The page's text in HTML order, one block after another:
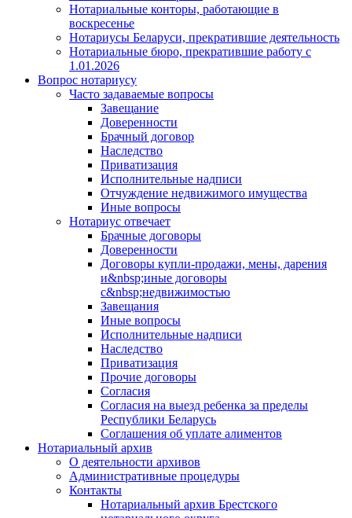
Нотариальные конторы, работающие в
воскресенье
Нотариусы Беларуси, прекратившие деятельность
Нотариальные бюро, прекратившие работу с
1.01.2026
Вопрос нотариусу
Часто задаваемые вопросы
Завещание
Доверенности
Брачный договор
Наследство
Приватизация
Исполнительные надписи
Отчуждение недвижимого имущества
Иные вопросы
Нотариус отвечает
Брачные договоры
Доверенности
Договоры купли-продажи, мены, дарения
и&nbsp;иные договоры
с&nbsp;недвижимостью
Завещания
Иные вопросы
Исполнительные надписи
Наследство
Приватизация
Прочие договоры
Согласия
Согласия на выезд ребенка за пределы
Республики Беларусь
Соглашения об уплате алиментов
Нотариальный архив
О деятельности архивов
Административные процедуры
Контакты
Нотариальный архив Брестского